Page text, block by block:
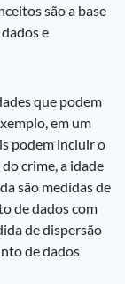
são a base
e
que podem
em um
podem incluir o
crime, a idade
são medidas de
de dados com
de dispersão
de dados